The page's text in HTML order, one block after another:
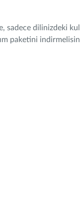
sadece dilinizdeki
paketini